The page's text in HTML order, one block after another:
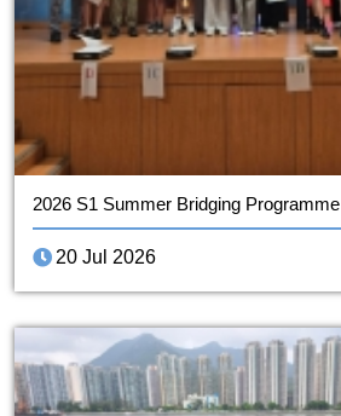
2026 S1 Summer Bridging Programme
20 Jul 2026